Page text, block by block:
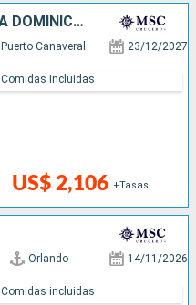
ESTADOS UNIDOS, REPÚBLICA DOMINICANA, BAHAMAS, JAMAICA, ISLAS CAIMÁN, MÉXICO
Puerto Canaveral 23/12/2027
US$ 2,106 +Tasas
Comidas incluidas
Orlando 14/11/2026
Comidas incluidas